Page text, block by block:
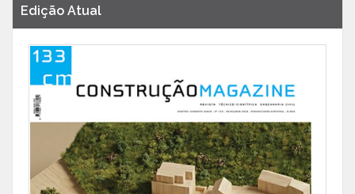
Edição Atual